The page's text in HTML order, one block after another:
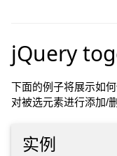
jQuery
下面的例子将展示如
对被选元素进行添加/
实例